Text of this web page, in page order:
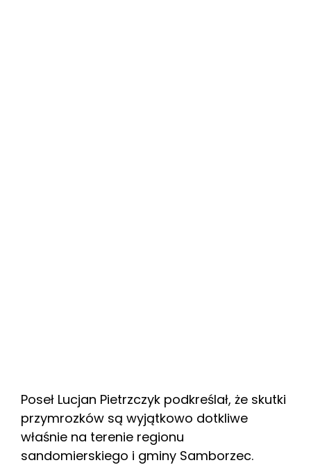
Poseł Lucjan Pietrzczyk podkreślał, że skutki
przymrozków są wyjątkowo dotkliwe
właśnie na terenie regionu
sandomierskiego i gminy Samborzec.